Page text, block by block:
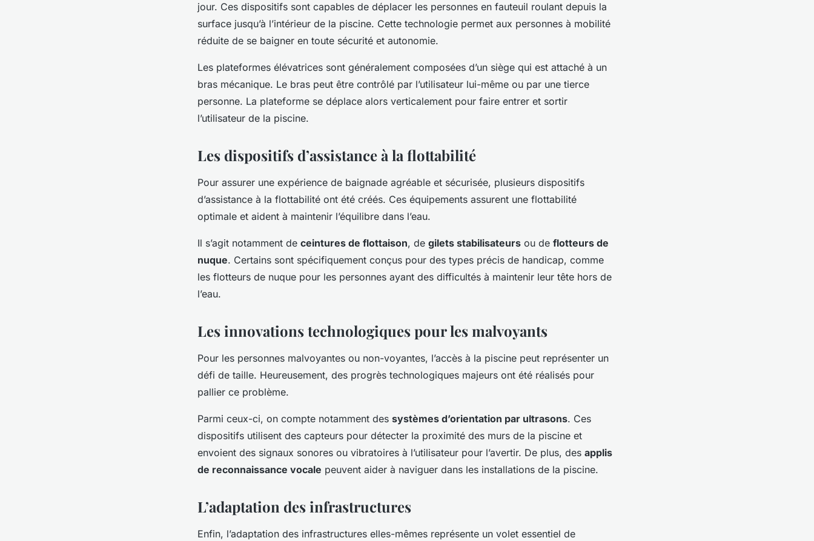
jour. Ces dispositifs sont capables de déplacer les personnes en fauteuil roulant depuis la
surface jusqu’à l’intérieur de la piscine. Cette technologie permet aux personnes à mobilité
réduite de se baigner en toute sécurité et autonomie.
Les plateformes élévatrices sont généralement composées d’un siège qui est attaché à un
bras mécanique. Le bras peut être contrôlé par l’utilisateur lui-même ou par une tierce
personne. La plateforme se déplace alors verticalement pour faire entrer et sortir
l’utilisateur de la piscine.
Les dispositifs d’assistance à la flottabilité
Pour assurer une expérience de baignade agréable et sécurisée, plusieurs dispositifs
d’assistance à la flottabilité ont été créés. Ces équipements assurent une flottabilité
optimale et aident à maintenir l’équilibre dans l’eau.
Il s’agit notamment de ceintures de flottaison, de gilets stabilisateurs ou de flotteurs de
nuque. Certains sont spécifiquement conçus pour des types précis de handicap, comme
les flotteurs de nuque pour les personnes ayant des difficultés à maintenir leur tête hors de
l’eau.
Les innovations technologiques pour les malvoyants
Pour les personnes malvoyantes ou non-voyantes, l’accès à la piscine peut représenter un
défi de taille. Heureusement, des progrès technologiques majeurs ont été réalisés pour
pallier ce problème.
Parmi ceux-ci, on compte notamment des systèmes d’orientation par ultrasons. Ces
dispositifs utilisent des capteurs pour détecter la proximité des murs de la piscine et
envoient des signaux sonores ou vibratoires à l’utilisateur pour l’avertir. De plus, des applis
de reconnaissance vocale peuvent aider à naviguer dans les installations de la piscine.
L’adaptation des infrastructures
Enfin, l’adaptation des infrastructures elles-mêmes représente un volet essentiel de